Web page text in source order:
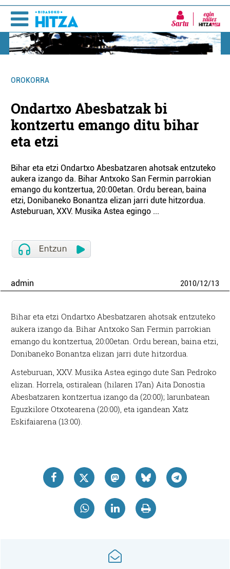
Sartu
OROKORRA
Ondartxo Abesbatzak bi
kontzertu emango ditu bihar
eta etzi
Bihar eta etzi Ondartxo Abesbatzaren ahotsak entzuteko
aukera izango da. Bihar Antxoko San Fermin parrokian
emango du kontzertua, 20:00etan. Ordu berean, baina
etzi, Donibaneko Bonantza elizan jarri dute hitzordua.
Asteburuan, XXV. Musika Astea egingo ...
admin 2010/12/13
Bihar eta etzi Ondartxo Abesbatzaren ahotsak entzuteko
aukera izango da. Bihar Antxoko San Fermin parrokian
emango du kontzertua, 20:00etan. Ordu berean, baina etzi,
Donibaneko Bonantza elizan jarri dute hitzordua.
Asteburuan, XXV. Musika Astea egingo dute San Pedroko
elizan. Horrela, ostiralean (hilaren 17an) Aita Donostia
Abesbatzaren kontzertua izango da (20:00); larunbatean
Eguzkilore Otxotearena (20:00), eta igandean Xatz
Eskifaiarena (13:00).